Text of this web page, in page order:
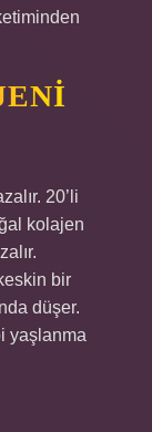
20’li
kolajen
bir
düşer.
yaşlanma